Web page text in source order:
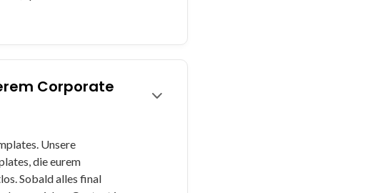
Corporate
Unsere
die eurem
Sobald alles final